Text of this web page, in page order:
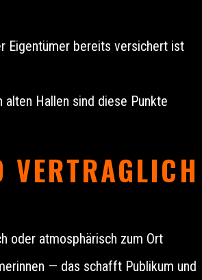
Eigentümer bereits versichert ist
Hallen sind diese Punkte
VERTRAGLICH
oder atmosphärisch zum Ort
— das schafft Publikum und